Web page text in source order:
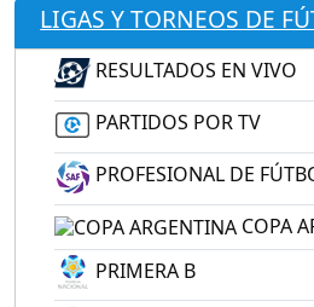
LIGAS Y TORNEOS DE
RESULTADOS EN VIVO
PARTIDOS POR TV
PROFESIONAL DE
COPA
PRIMERA B